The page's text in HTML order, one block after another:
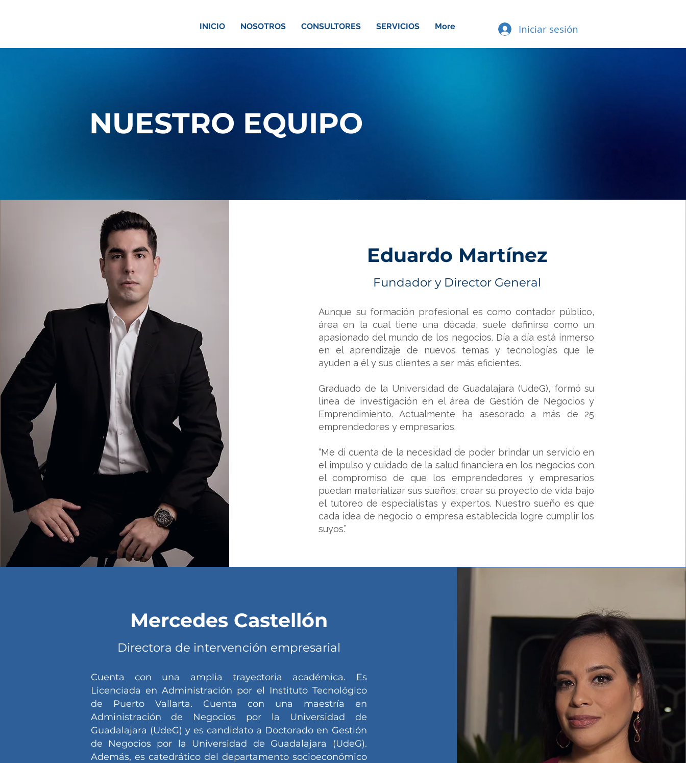
INICIO NOSOTROS CONSULTORES SERVICIOS More Iniciar sesión
NUESTRO EQUIPO
Eduardo Martínez
Fundador y Director General
Aunque su formación profesional es como contador público,
área en la cual tiene una década, suele definirse como un
apasionado del mundo de los negocios. Día a día está inmerso
en el aprendizaje de nuevos temas y tecnologías que le
ayuden a él y sus clientes a ser más eficientes.
Graduado de la Universidad de Guadalajara (UdeG), formó su
línea de investigación en el área de Gestión de Negocios y
Emprendimiento. Actualmente ha asesorado a más de 25
emprendedores y empresarios.
“Me di cuenta de la necesidad de poder brindar un servicio en
el impulso y cuidado de la salud financiera en los negocios con
el compromiso de que los emprendedores y empresarios
puedan materializar sus sueños, crear su proyecto de vida bajo
el tutoreo de especialistas y expertos. Nuestro sueño es que
cada idea de negocio o empresa establecida logre cumplir los
suyos.”
Mercedes Castellón
Directora de intervención empresarial
Cuenta con una amplia trayectoria académica. Es
Licenciada en Administración por el Instituto Tecnológico
de Puerto Vallarta. Cuenta con una maestría en
Administración de Negocios por la Universidad de
Guadalajara (UdeG) y es candidato a Doctorado en Gestión
de Negocios por la Universidad de Guadalajara (UdeG).
Además, es catedrático del departamento socioeconómico